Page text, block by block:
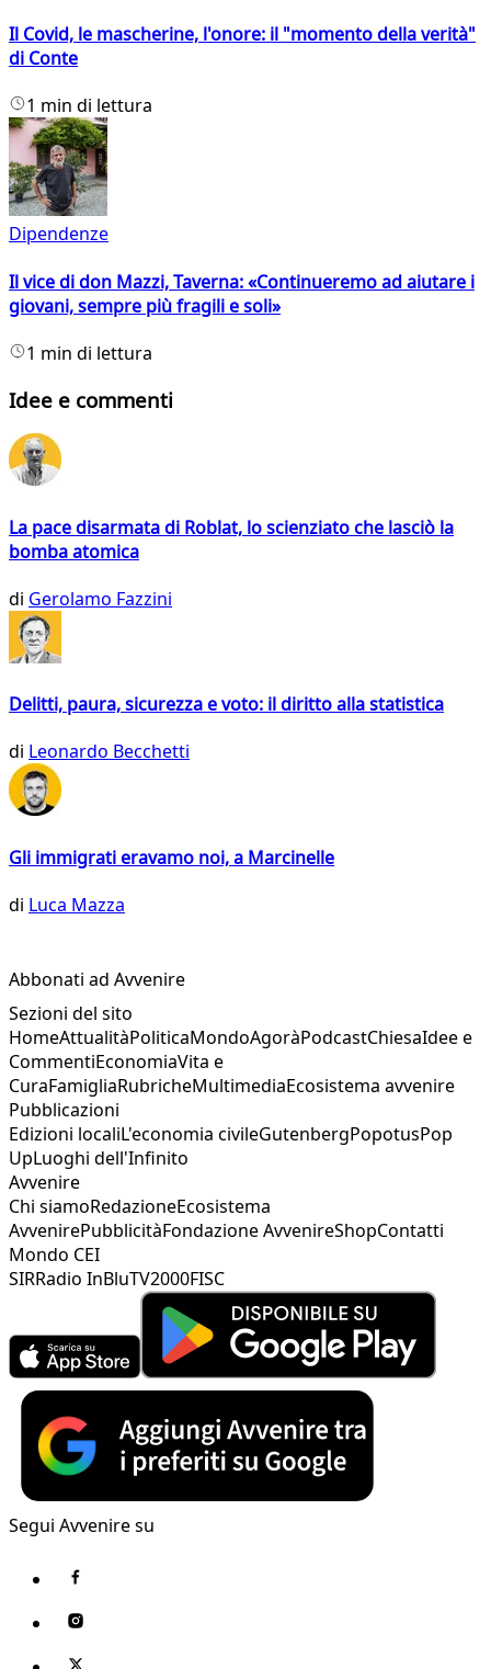
Il Covid, le mascherine, l'onore: il "momento della verità"
di Conte
1 min di lettura
Dipendenze
Il vice di don Mazzi, Taverna: «Continueremo ad aiutare i
giovani, sempre più fragili e soli»
1 min di lettura
Idee e commenti
La pace disarmata di Roblat, lo scienziato che lasciò la
bomba atomica
di Gerolamo Fazzini
Delitti, paura, sicurezza e voto: il diritto alla statistica
di Leonardo Becchetti
Gli immigrati eravamo noi, a Marcinelle
di Luca Mazza
Abbonati ad Avvenire
Sezioni del sito
HomeAttualitàPoliticaMondoAgoràPodcastChiesaIdee e
CommentiEconomiaVita e
CuraFamigliaRubricheMultimediaEcosistema avvenire
Pubblicazioni
Edizioni localiL'economia civileGutenbergPopotusPop
UpLuoghi dell'Infinito
Avvenire
Chi siamoRedazioneEcosistema
AvvenirePubblicitàFondazione AvvenireShopContatti
Mondo CEI
SIRRadio InBluTV2000FISC
Segui Avvenire su